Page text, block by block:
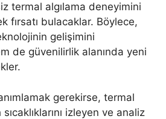
termal algılama deneyimini
fırsatı bulacaklar. Böylece,
gelişimini
de güvenilirlik alanında yeni
gerekirse, termal
izleyen ve analiz